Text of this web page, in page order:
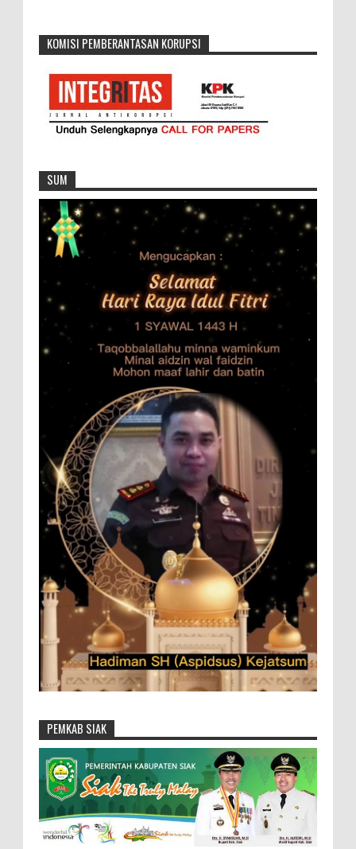
KOMISI PEMBERANTASAN KORUPSI
SUM
PEMKAB SIAK